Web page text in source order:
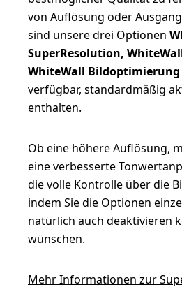
von Auflösung oder
sind unsere drei Optionen
SuperResolution,
WhiteWall Bildoptimierung
verfügbar, standardmäßig
enthalten.
Ob eine höhere Auflösung,
eine verbesserte
die volle Kontrolle über die
indem Sie die Optionen
natürlich auch deaktivieren
wünschen.
Mehr Informationen zur